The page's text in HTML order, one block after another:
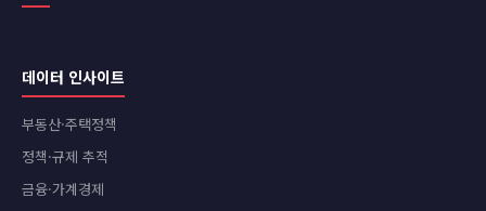
데이터 인사이트
부동산·주택정책
정책·규제 추적
금융·가계경제